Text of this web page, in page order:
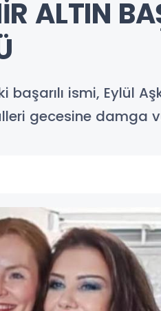
ALTIN
başarılı ismi, Eylül
gecesine damga